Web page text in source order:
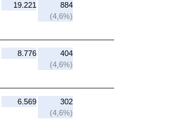
19.221
884
(4,6%)
8.776
404
(4,6%)
6.569
302
(4,6%)